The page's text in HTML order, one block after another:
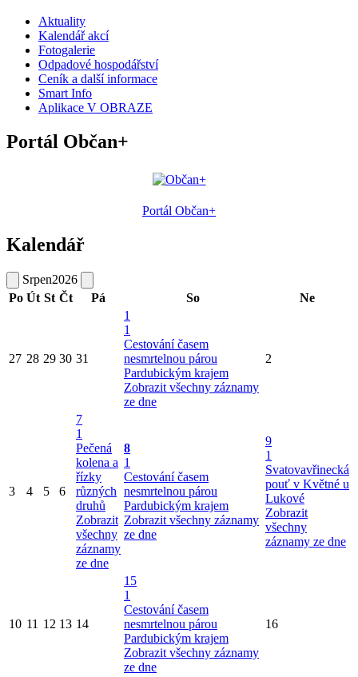
Aktuality
Kalendář akcí
Fotogalerie
Odpadové hospodářství
Ceník a další informace
Smart Info
Aplikace V OBRAZE
Portál Občan+
Portál Občan+
Kalendář
Srpen2026
Po Út St Čt Pá So Ne
27 28 29 30 31
1
1
Cestování časem
nesmrtelnou párou
Pardubickým krajem
Zobrazit všechny záznamy
ze dne
2
3 4 5 6
7
1
Pečená
kolena a
řízky
různých
druhů
Zobrazit
všechny
záznamy
ze dne
8
1
Cestování časem
nesmrtelnou párou
Pardubickým krajem
Zobrazit všechny záznamy
ze dne
9
1
Svatovavřinecká
pouť v Květné u
Lukové
Zobrazit
všechny
záznamy ze dne
10 11 12 13 14
15
1
Cestování časem
nesmrtelnou párou
Pardubickým krajem
Zobrazit všechny záznamy
ze dne
16